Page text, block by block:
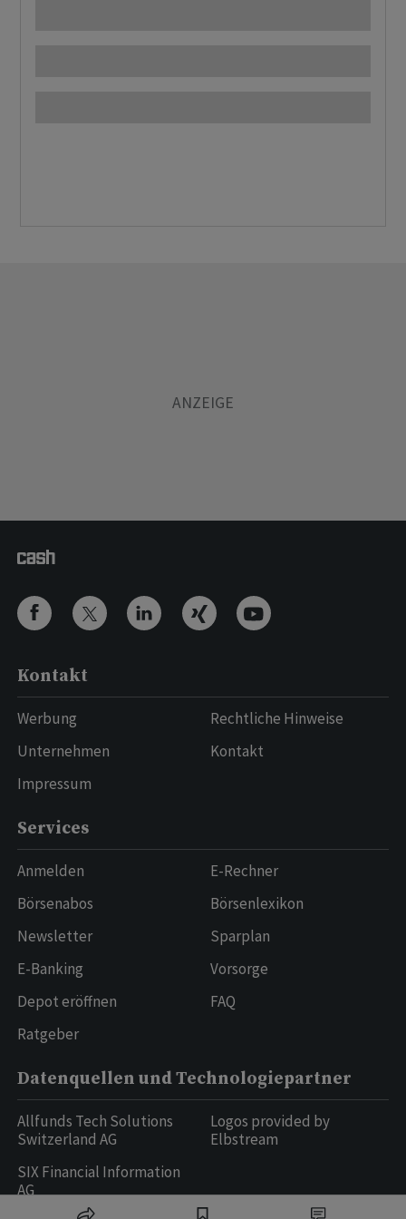
Kontakt
Werbung
Unternehmen
Impressum
Rechtliche Hinweise
Kontakt
Services
Anmelden
Börsenabos
Newsletter
E-Banking
Depot eröffnen
Ratgeber
E-Rechner
Börsenlexikon
Sparplan
Vorsorge
FAQ
Datenquellen und Technologiepartner
Allfunds Tech Solutions
Switzerland AG
SIX Financial Information
AG
Logos provided by
Elbstream